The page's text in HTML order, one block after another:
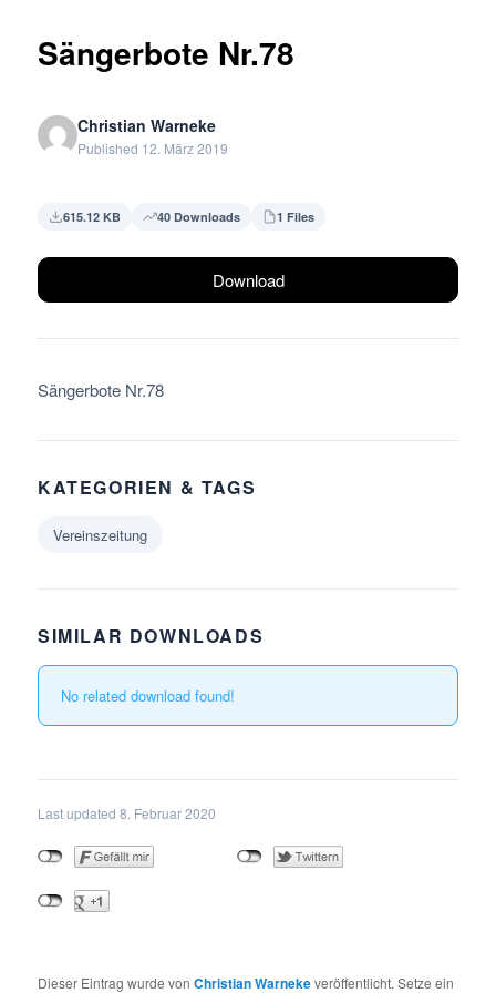
Sängerbote Nr.78
Christian Warneke
Published 12. März 2019
615.12 KB 40 Downloads 1 Files
Download
Sängerbote Nr.78
KATEGORIEN & TAGS
Vereinszeitung
SIMILAR DOWNLOADS
No related download found!
Last updated 8. Februar 2020
Dieser Eintrag wurde vonChristian Warnekeveröffentlicht. Setze ein